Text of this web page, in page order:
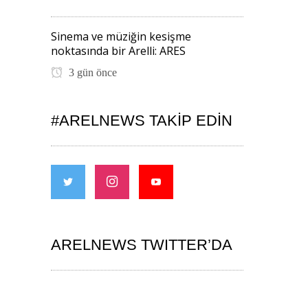
Sinema ve müziğin kesişme
noktasında bir Arelli: ARES
3 gün önce
#ARELNEWS TAKIP EDIN
ARELNEWS TWITTER’DA